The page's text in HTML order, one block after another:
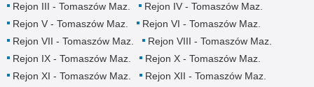
Rejon III - Tomaszów Maz.
Rejon IV - Tomaszów Maz.
Rejon V - Tomaszów Maz.
Rejon VI - Tomaszów Maz.
Rejon VII - Tomaszów Maz.
Rejon VIII - Tomaszów Maz.
Rejon IX - Tomaszów Maz.
Rejon X - Tomaszów Maz.
Rejon XI - Tomaszów Maz.
Rejon XII - Tomaszów Maz.